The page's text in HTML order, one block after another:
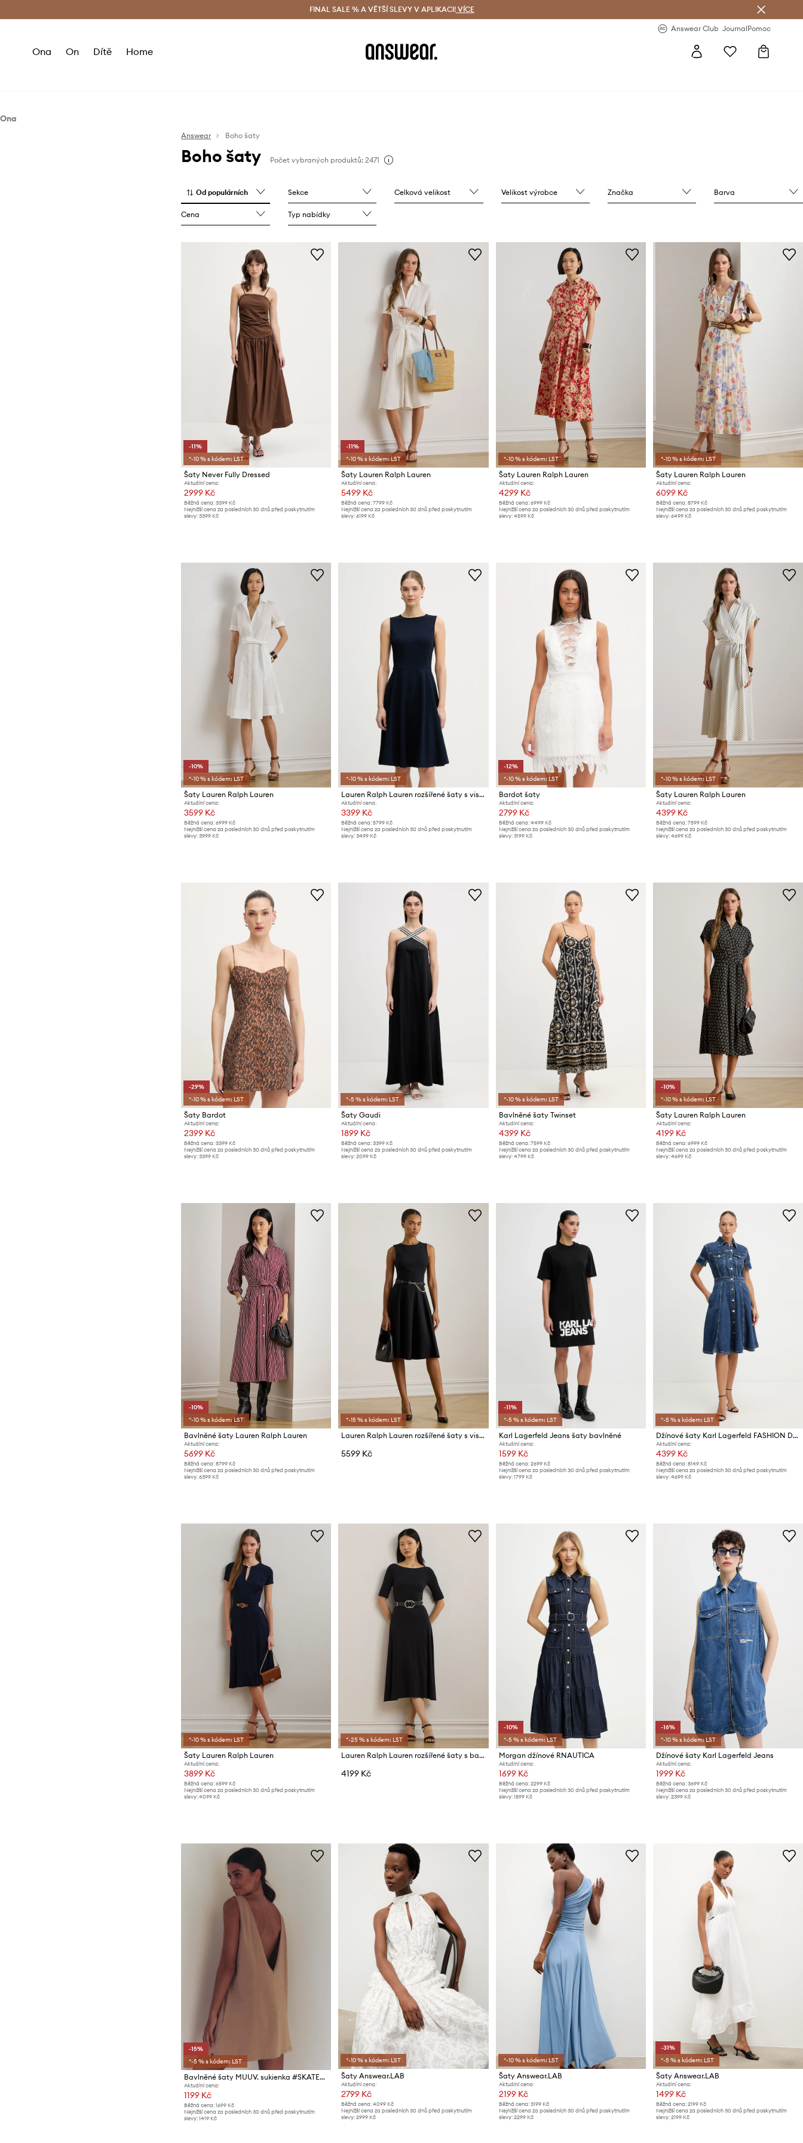
Doručení a vrácení zdarma (od 1800 Kč) Doručení i do 24 h
FINAL SALE % A VĚTŠÍ SLEVY V APLIKACI! VÍCE
Answear Club JournalPomoc
Ona On Dítě Home
Ona
Answear Boho šaty
Boho šaty Počet vybraných produktů: 2471
Od populárních Sekce Celková velikost Velikost výrobce Značka Barva
Cena Typ nabídky
-11%
*-10 % s kódem: LST
Šaty Never Fully Dressed
Aktuální cena:
2999 Kč
Běžná cena: 3399 Kč
Nejnižší cena za posledních 30 dnů před poskytnutím
slevy: 3399 Kč
-11%
*-10 % s kódem: LST
Šaty Lauren Ralph Lauren
Aktuální cena:
5499 Kč
Běžná cena: 7799 Kč
Nejnižší cena za posledních 30 dnů před poskytnutím
slevy: 6199 Kč
*-10 % s kódem: LST
Šaty Lauren Ralph Lauren
Aktuální cena:
4299 Kč
Běžná cena: 6999 Kč
Nejnižší cena za posledních 30 dnů před poskytnutím
slevy: 4599 Kč
*-10 % s kódem: LST
Šaty Lauren Ralph Lauren
Aktuální cena:
6099 Kč
Běžná cena: 8799 Kč
Nejnižší cena za posledních 30 dnů před poskytnutím
slevy: 6499 Kč
-10%
*-10 % s kódem: LST
Šaty Lauren Ralph Lauren
Aktuální cena:
3599 Kč
Běžná cena: 6999 Kč
Nejnižší cena za posledních 30 dnů před poskytnutím
slevy: 3999 Kč
*-10 % s kódem: LST
Lauren Ralph Lauren rozšířené šaty s viskózou
Aktuální cena:
3399 Kč
Běžná cena: 5799 Kč
Nejnižší cena za posledních 30 dnů před poskytnutím
slevy: 3499 Kč
-12%
*-10 % s kódem: LST
Bardot šaty
Aktuální cena:
2799 Kč
Běžná cena: 4499 Kč
Nejnižší cena za posledních 30 dnů před poskytnutím
slevy: 3199 Kč
*-10 % s kódem: LST
Šaty Lauren Ralph Lauren
Aktuální cena:
4399 Kč
Běžná cena: 7599 Kč
Nejnižší cena za posledních 30 dnů před poskytnutím
slevy: 4699 Kč
-29%
*-10 % s kódem: LST
Šaty Bardot
Aktuální cena:
2399 Kč
Běžná cena: 3399 Kč
Nejnižší cena za posledních 30 dnů před poskytnutím
slevy: 3399 Kč
*-5 % s kódem: LST
Šaty Gaudi
Aktuální cena:
1899 Kč
Běžná cena: 3399 Kč
Nejnižší cena za posledních 30 dnů před poskytnutím
slevy: 2099 Kč
*-10 % s kódem: LST
Bavlněné šaty Twinset
Aktuální cena:
4399 Kč
Běžná cena: 7599 Kč
Nejnižší cena za posledních 30 dnů před poskytnutím
slevy: 4799 Kč
-10%
*-10 % s kódem: LST
Šaty Lauren Ralph Lauren
Aktuální cena:
4199 Kč
Běžná cena: 6999 Kč
Nejnižší cena za posledních 30 dnů před poskytnutím
slevy: 4699 Kč
-10%
*-10 % s kódem: LST
Bavlněné šaty Lauren Ralph Lauren
Aktuální cena:
5699 Kč
Běžná cena: 8799 Kč
Nejnižší cena za posledních 30 dnů před poskytnutím
slevy: 6399 Kč
*-15 % s kódem: LST
Lauren Ralph Lauren rozšířené šaty s viskózou
5599 Kč
-11%
*-5 % s kódem: LST
Karl Lagerfeld Jeans šaty bavlněné
Aktuální cena:
1599 Kč
Běžná cena: 2699 Kč
Nejnižší cena za posledních 30 dnů před poskytnutím
slevy: 1799 Kč
*-5 % s kódem: LST
Džínové šaty Karl Lagerfeld FASHION DENIM
Aktuální cena:
4399 Kč
Běžná cena: 8149 Kč
Nejnižší cena za posledních 30 dnů před poskytnutím
slevy: 4699 Kč
*-10 % s kódem: LST
Šaty Lauren Ralph Lauren
Aktuální cena:
3899 Kč
Běžná cena: 6599 Kč
Nejnižší cena za posledních 30 dnů před poskytnutím
slevy: 4099 Kč
*-25 % s kódem: LST
Lauren Ralph Lauren rozšířené šaty s bavlnou
4199 Kč
-10%
*-5 % s kódem: LST
Morgan džínové RNAUTICA
Aktuální cena:
1699 Kč
Běžná cena: 2299 Kč
Nejnižší cena za posledních 30 dnů před poskytnutím
slevy: 1899 Kč
-16%
*-10 % s kódem: LST
Džínové šaty Karl Lagerfeld Jeans
Aktuální cena:
1999 Kč
Běžná cena: 3699 Kč
Nejnižší cena za posledních 30 dnů před poskytnutím
slevy: 2399 Kč
-15%
*-5 % s kódem: LST
Bavlněné šaty MUUV. sukienka #SKATEGIRL
Aktuální cena:
1199 Kč
Běžná cena: 1699 Kč
Nejnižší cena za posledních 30 dnů před poskytnutím
slevy: 1419 Kč
*-10 % s kódem: LST
Šaty Answear.LAB
Aktuální cena:
2799 Kč
Běžná cena: 4099 Kč
Nejnižší cena za posledních 30 dnů před poskytnutím
slevy: 2999 Kč
*-10 % s kódem: LST
Šaty Answear.LAB
Aktuální cena:
2199 Kč
Běžná cena: 3199 Kč
Nejnižší cena za posledních 30 dnů před poskytnutím
slevy: 2299 Kč
-31%
*-5 % s kódem: LST
Šaty Answear.LAB
Aktuální cena:
1499 Kč
Běžná cena: 2199 Kč
Nejnižší cena za posledních 30 dnů před poskytnutím
slevy: 2199 Kč